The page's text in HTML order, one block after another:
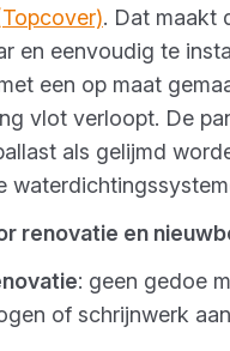
. Dat maakt
en eenvoudig te
een op maat
vlot verloopt. De
als gelijmd
renovatie en
: geen gedoe
of schrijnwerk